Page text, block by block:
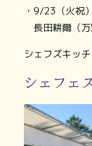
・9/23（火祝）
長田耕爾（万
シェフズキッ
シェフェ